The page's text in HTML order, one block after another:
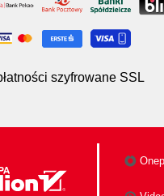
szyfrowane SSL